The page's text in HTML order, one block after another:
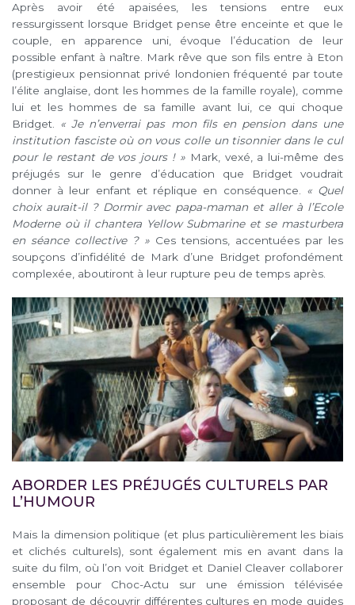
Après avoir été apaisées, les tensions entre eux
ressurgissent lorsque Bridget pense être enceinte et que le
couple, en apparence uni, évoque l’éducation de leur
possible enfant à naître. Mark rêve que son fils entre à Eton
(prestigieux pensionnat privé londonien fréquenté par toute
l’élite anglaise, dont les hommes de la famille royale), comme
lui et les hommes de sa famille avant lui, ce qui choque
Bridget. « Je n’enverrai pas mon fils en pension dans une
institution fasciste où on vous colle un tisonnier dans le cul
pour le restant de vos jours ! »Mark, vexé, a lui-même des
préjugés sur le genre d’éducation que Bridget voudrait
donner à leur enfant et réplique en conséquence. « Quel
choix aurait-il ? Dormir avec papa-maman et aller à l’Ecole
Moderne où il chantera Yellow Submarine et se masturbera
en séance collective ? » Ces tensions, accentuées par les
soupçons d’infidélité de Mark d’une Bridget profondément
complexée, aboutiront à leur rupture peu de temps après.
ABORDER LES PRÉJUGÉS CULTURELS PAR
L’HUMOUR
Mais la dimension politique (et plus particulièrement les biais
et clichés culturels), sont également mis en avant dans la
suite du film, où l’on voit Bridget et Daniel Cleaver collaborer
ensemble pour Choc-Actu sur une émission télévisée
proposant de découvrir différentes cultures en mode guides